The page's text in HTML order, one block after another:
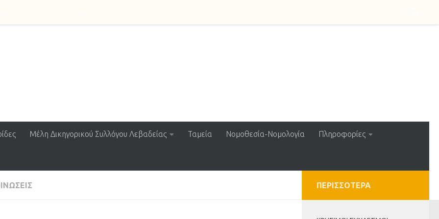
Μέλη Δικηγορικού Συλλόγου Λεβαδείας Ταμεία Νομοθεσία-Νομολογία Πληροφορίες
ΠΕΡΙΣΣΌΤΕΡΑ